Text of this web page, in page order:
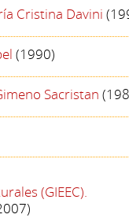
Cristina Davini
(1990)
Sacristan
(GIEEC).